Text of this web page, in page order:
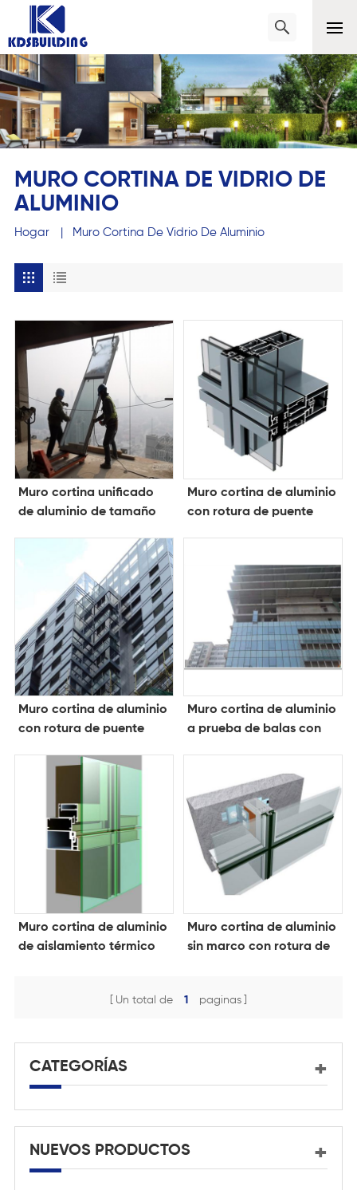
MURO CORTINA DE VIDRIO DE
ALUMINIO
Hogar | Muro Cortina De Vidrio De Aluminio
Muro cortina unificado
de aluminio de tamaño
Muro cortina de aluminio
con rotura de puente
Muro cortina de aluminio
con rotura de puente
Muro cortina de aluminio
a prueba de balas con
Muro cortina de aluminio
de aislamiento térmico
Muro cortina de aluminio
sin marco con rotura de
Un total de 1 paginas
CATEGORÍAS
NUEVOS PRODUCTOS